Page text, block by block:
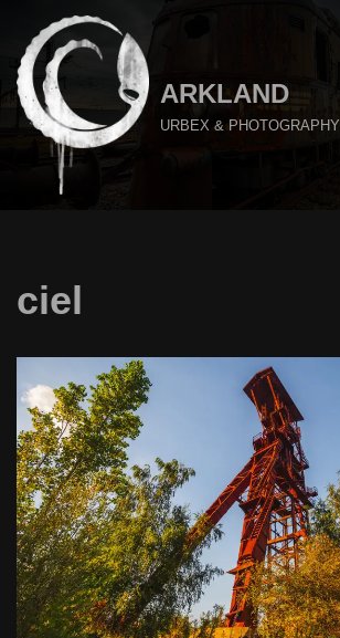
Aller
au
contenu
ARKLAND
URBEX & PHOTOGRAPHY
ciel